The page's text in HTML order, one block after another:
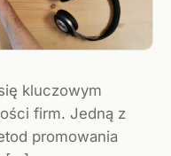
kluczowym
firm. Jedną z
promowania